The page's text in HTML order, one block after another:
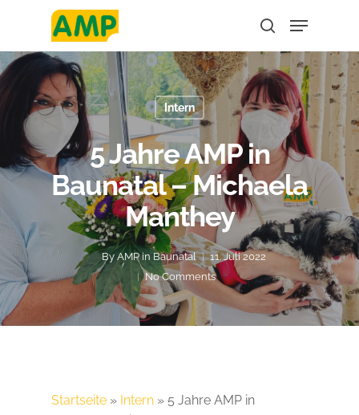
Hit enter to search or ESC to close
Intern
5 Jahre AMP in
Baunatal – Michaela
Manthey
By AMP in Baunatal
11. Juli 2022
No Comments
Startseite » Intern » 5 Jahre AMP in